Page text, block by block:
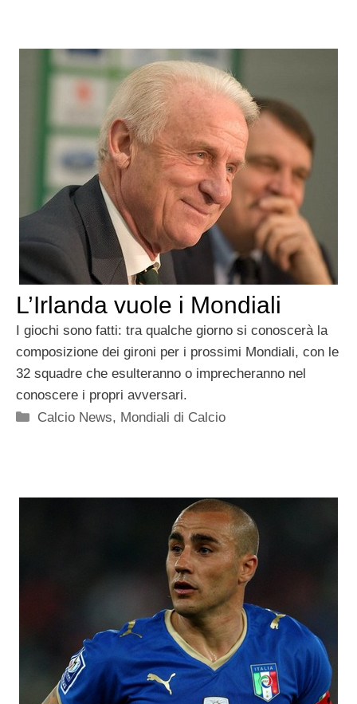
L’Irlanda vuole i Mondiali
I giochi sono fatti: tra qualche giorno si conoscerà la
composizione dei gironi per i prossimi Mondiali, con le
32 squadre che esulteranno o imprecheranno nel
conoscere i propri avversari.
Categorie
Calcio News, Mondiali di Calcio